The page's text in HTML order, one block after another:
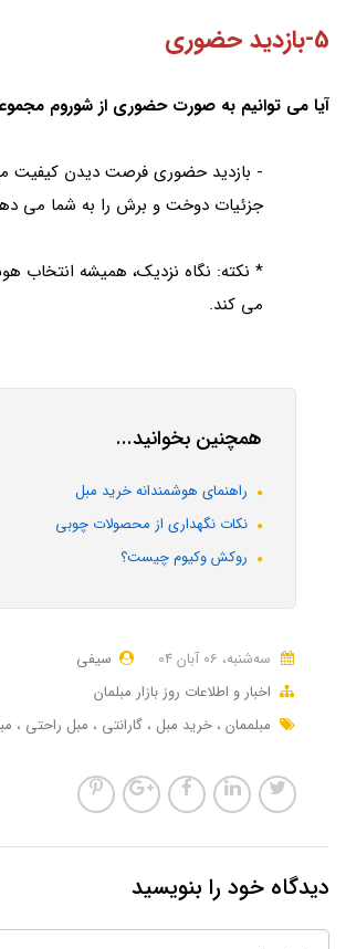
5-بازديد حضورى
آيا مى توانيم به صورت حضورى از شوروم
- بازديد حضورى فرصت ديدن كيفيت
جزئيات دوخت و برش را به شما مى
* نكته: نگاه نزديک، هميشه انتخاب
مى كند.
همچنین بخوانید...
راهنماى هوشمندانه خريد مبل
نکات نگهداری از محصولات چوبی
روکش وکیوم چیست؟
ﺳﻪشنبه، 06 آبان 04
سیفی
اخبار و اطلاعات روز بازار مبلمان
مبلممان خرید مبل گارانتی مبل راحتی
دیدگاه خود را بنویسید